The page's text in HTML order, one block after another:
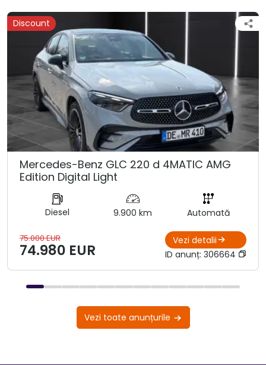
Discount
Mercedes-Benz GLC 220 d 4MATIC AMG
Edition Digital Light
Diesel 9.900 km Automată
75.000 EUR
74.980 EUR
Vezi detalii
ID anunț: 306664
Vezi toate anunțurile